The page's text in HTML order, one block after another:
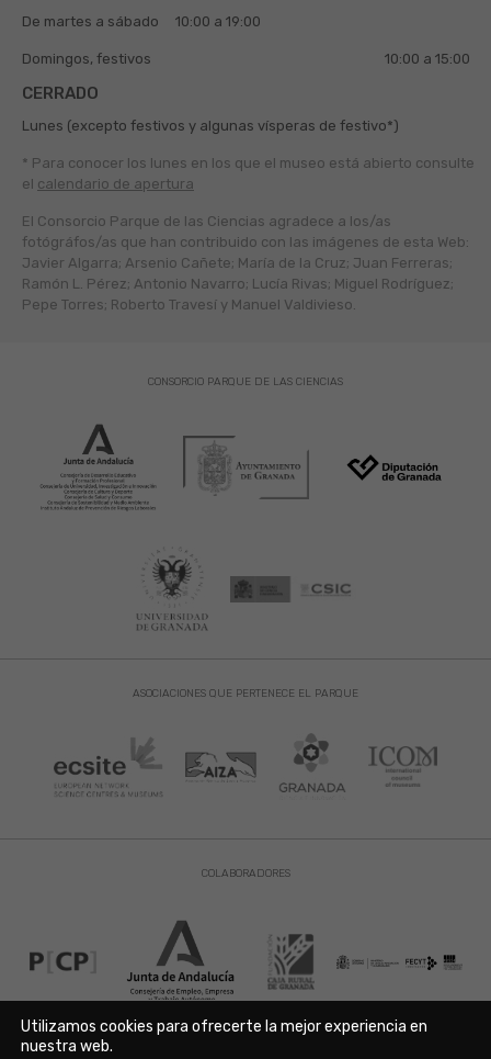
De martes a sábado 10:00 a 19:00
Domingos, festivos 10:00 a 15:00
CERRADO
Lunes (excepto festivos y algunas vísperas de festivo*)
* Para conocer los lunes en los que el museo está abierto consulte
el calendario de apertura
El Consorcio Parque de las Ciencias agradece a los/as
fotógráfos/as que han contribuido con las imágenes de esta Web:
Javier Algarra; Arsenio Cañete; María de la Cruz; Juan Ferreras;
Ramón L. Pérez; Antonio Navarro; Lucía Rivas; Miguel Rodríguez;
Pepe Torres; Roberto Travesí y Manuel Valdivieso.
ASOCIACIONES QUE PERTENECE EL PARQUE
CONSORCIO PARQUE DE LAS CIENCIAS
COLABORADORES
Utilizamos cookies para ofrecerte la mejor experiencia en
nuestra web.